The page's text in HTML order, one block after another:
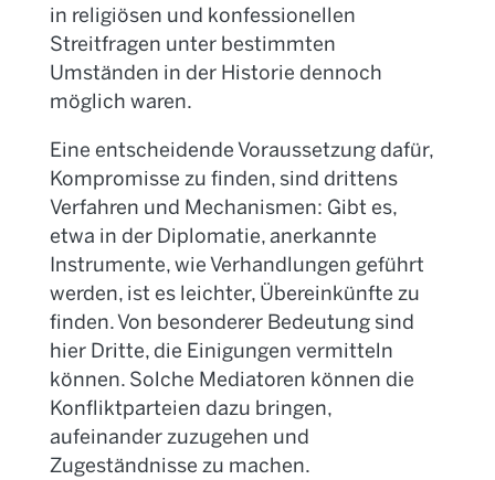
in religiösen und konfessionellen
Streitfragen unter bestimmten
Umständen in der Historie dennoch
möglich waren.
Eine entscheidende Voraussetzung dafür,
Kompromisse zu finden, sind drittens
Verfahren und Mechanismen: Gibt es,
etwa in der Diplomatie, anerkannte
Instrumente, wie Verhandlungen geführt
werden, ist es leichter, Übereinkünfte zu
finden. Von besonderer Bedeutung sind
hier Dritte, die Einigungen vermitteln
können. Solche Mediatoren können die
Konfliktparteien dazu bringen,
aufeinander zuzugehen und
Zugeständnisse zu machen.